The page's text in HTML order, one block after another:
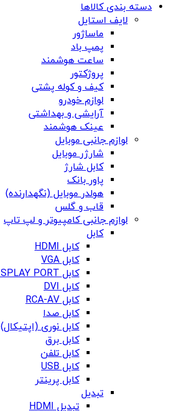
دسته بندی کالاها
لایف استایل
ماساژور
پمپ باد
ساعت هوشمند
پروژکتور
کیف و کوله پشتی
لوازم خودرو
آرایشی و بهداشتی
عینک هوشمند
لوازم جانبی موبایل
شارژر موبایل
کابل شارژ
پاور بانک
هولدر موبایل (نگهدارنده)
قاب و گلس
لوازم جانبی کامپیوتر و لپ تاپ
کابل
کابل HDMI
کابل VGA
کابل DISPLAY PORT
کابل DVI
کابل RCA-AV
کابل صدا
کابل نوری (اپتیکال)
کابل برق
کابل تلفن
کابل USB
کابل پرینتر
تبدیل
تبدیل HDMI